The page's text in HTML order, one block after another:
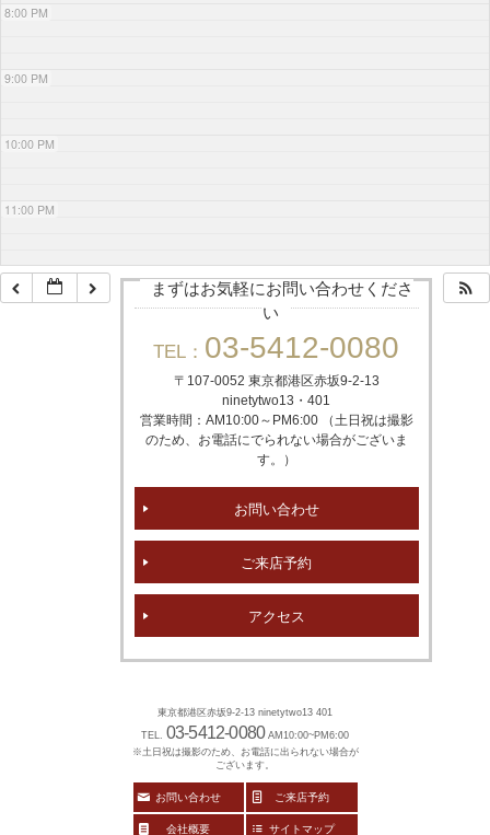
8:00 PM
9:00 PM
10:00 PM
11:00 PM
まずはお気軽にお問い合わせくださ
い
TEL： 03-5412-0080
〒107-0052 東京都港区赤坂9-2-13
ninetytwo13・401
営業時間：AM10:00～PM6:00 （土日祝は撮影
のため、お電話にでられない場合がございま
す。）
お問い合わせ
ご来店予約
アクセス
東京都港区赤坂9-2-13 ninetytwo13 401
TEL. 03-5412-0080 AM10:00~PM6:00
※土日祝は撮影のため、お電話に出られない場合が
ございます。
お問い合わせ ご来店予約
会社概要 サイトマップ